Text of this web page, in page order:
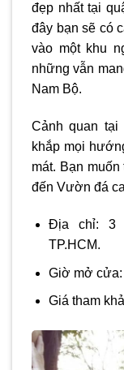
đẹp nhất tại
đây bạn sẽ có
vào một khu
những vẫn
Nam Bộ.
Cảnh quan
khắp mọi
mát. Bạn
đến Vườn đá
Địa chỉ: 3
TP.HCM.
Giờ mở cửa:
Giá tham